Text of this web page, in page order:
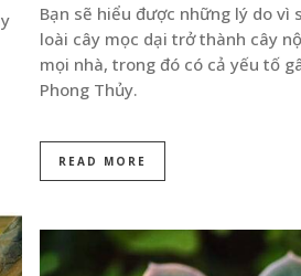
Bạn sẽ hiểu được những lý do vì
loài cây mọc dại trở thành cây
mọi nhà, trong đó có cả yếu tố
Phong Thủy.
READ MORE